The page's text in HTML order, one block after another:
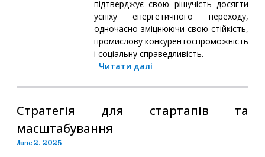
підтверджує свою рішучість досягти
успіху енергетичного переходу,
одночасно зміцнюючи свою стійкість,
промислову конкурентоспроможність
і соціальну справедливість.
Читати далі
Стратегія для стартапів та
масштабування
June 2, 2025